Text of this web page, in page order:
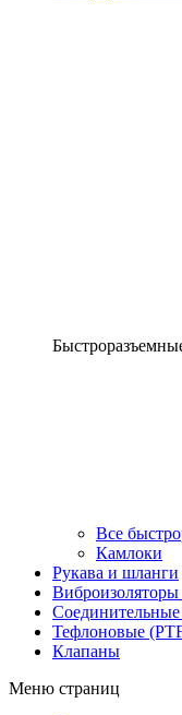
Все
Камлоки
Рукава и шланги
Тефлоновые
Клапаны
Меню страниц